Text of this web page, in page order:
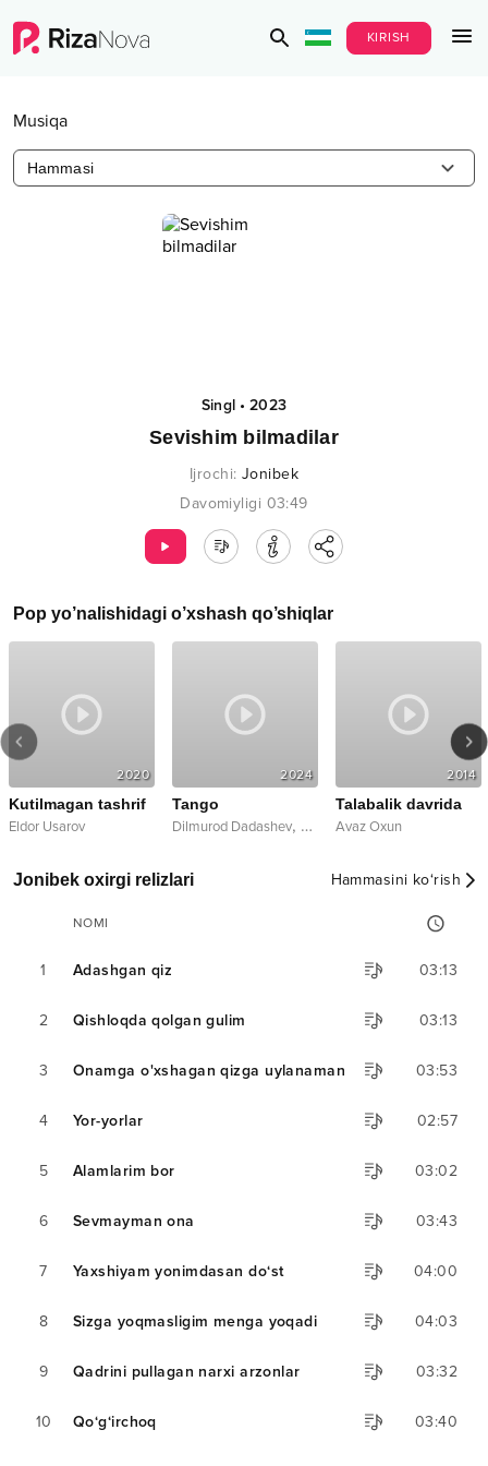
KIRISH
Musiqa
Hammasi
Singl•2023
Sevishim bilmadilar
Ijrochi: Jonibek
Davomiyligi 03:49
Pop yo’nalishidagi o’xshash qo’shiqlar
2020
Kutilmagan tashrif
Eldor Usarov
2024
Tango
Dilmurod Dadashev, Gulyora Majidillayeva
2014
Talabalik davrida
Avaz Oxun
Jonibek oxirgi relizlari Hammasini ko‘rish
NOMI
1 Adashgan qiz 03:13
2 Qishloqda qolgan gulim 03:13
3 Onamga o'xshagan qizga uylanaman 03:53
4 Yor-yorlar 02:57
5 Alamlarim bor 03:02
6 Sevmayman ona 03:43
7 Yaxshiyam yonimdasan do‘st 04:00
8 Sizga yoqmasligim menga yoqadi 04:03
9 Qadrini pullagan narxi arzonlar 03:32
10 Qo‘g‘irchoq 03:40